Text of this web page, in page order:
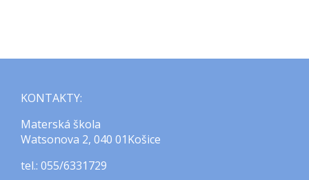
KONTAKTY:
Materská škola
Watsonova 2, 040 01Košice
tel.: 055/6331729